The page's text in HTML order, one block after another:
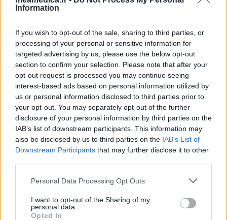
Information
If you wish to opt-out of the sale, sharing to third parties, or
processing of your personal or sensitive information for
targeted advertising by us, please use the below opt-out
section to confirm your selection. Please note that after your
opt-out request is processed you may continue seeing
interest-based ads based on personal information utilized by
us or personal information disclosed to third parties prior to
your opt-out. You may separately opt-out of the further
disclosure of your personal information by third parties on the
IAB’s list of downstream participants. This information may
also be disclosed by us to third parties on the IAB’s List of
Downstream Participants that may further disclose it to other
Personal Data Processing Opt Outs
I want to opt-out of the Sharing of my
personal data.
Opted In